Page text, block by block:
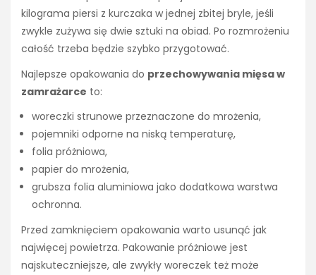
kilograma piersi z kurczaka w jednej zbitej bryle, jeśli
zwykle zużywa się dwie sztuki na obiad. Po rozmrożeniu
całość trzeba będzie szybko przygotować.
Najlepsze opakowania do przechowywania mięsa w
zamrażarce to:
woreczki strunowe przeznaczone do mrożenia,
pojemniki odporne na niską temperaturę,
folia próżniowa,
papier do mrożenia,
grubsza folia aluminiowa jako dodatkowa warstwa
ochronna.
Przed zamknięciem opakowania warto usunąć jak
najwięcej powietrza. Pakowanie próżniowe jest
najskuteczniejsze, ale zwykły woreczek też może